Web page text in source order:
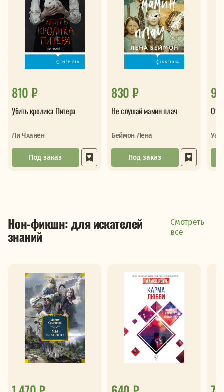
810 ₽
Убить кролика Питера
Ли Чханен
Под заказ
830 ₽
Не слушай мамин плач
Беймон Лена
Под заказ
Нон-фикшн: для искателей
знаний
Смотреть
все